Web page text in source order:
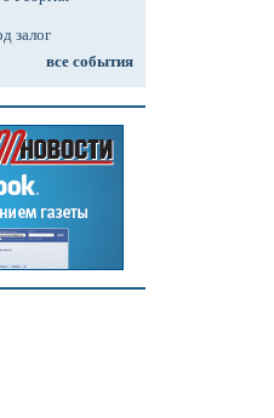
залог
все события